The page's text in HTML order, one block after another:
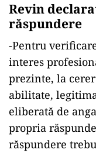
Revin
răspundere
-Pentru
interes
prezinte, la
abilitate,
eliberată de
propria
răspundere